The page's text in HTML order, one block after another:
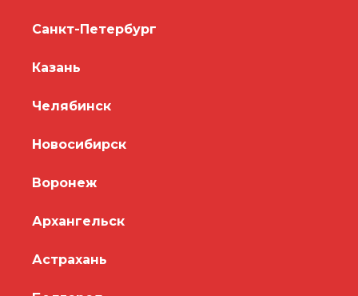
Санкт-Петербург
Казань
Челябинск
Новосибирск
Воронеж
Архангельск
Астрахань